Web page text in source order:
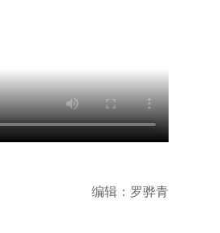
编辑：罗骅青